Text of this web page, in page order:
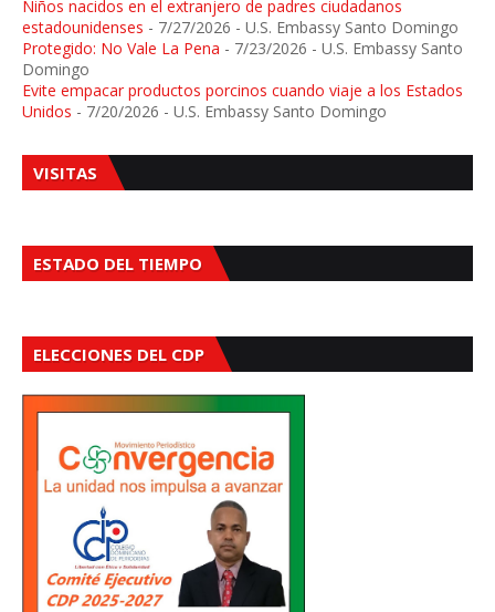
Niños nacidos en el extranjero de padres ciudadanos
estadounidenses - 7/27/2026 - U.S. Embassy Santo Domingo
Protegido: No Vale La Pena - 7/23/2026 - U.S. Embassy Santo
Domingo
Evite empacar productos porcinos cuando viaje a los Estados
Unidos - 7/20/2026 - U.S. Embassy Santo Domingo
VISITAS
ESTADO DEL TIEMPO
ELECCIONES DEL CDP